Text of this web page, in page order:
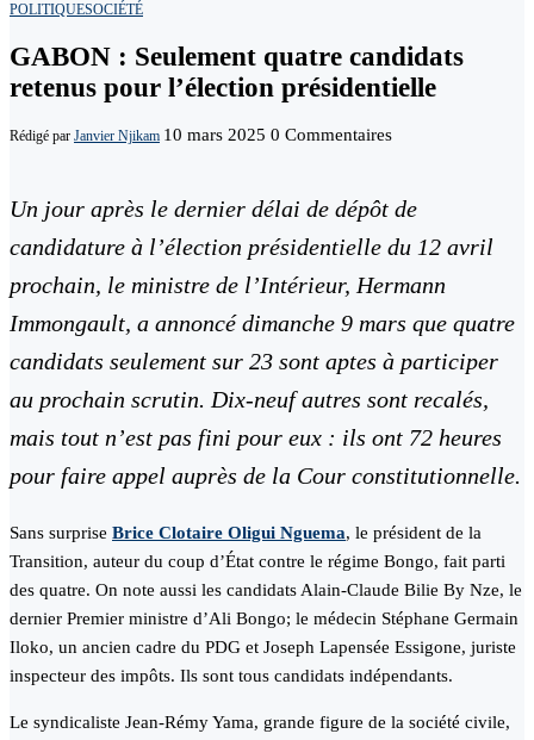
POLITIQUESOCIÉTÉ
GABON : Seulement quatre candidats
retenus pour l’élection présidentielle
Rédigé par Janvier Njikam 10 mars 2025 0 Commentaires
Un jour après le dernier délai de dépôt de
candidature à l’élection présidentielle du 12 avril
prochain, le ministre de l’Intérieur, Hermann
Immongault, a annoncé dimanche 9 mars que quatre
candidats seulement sur 23 sont aptes à participer
au prochain scrutin. Dix-neuf autres sont recalés,
mais tout n’est pas fini pour eux : ils ont 72 heures
pour faire appel auprès de la Cour constitutionnelle.
Sans surprise Brice Clotaire Oligui Nguema, le président de la
Transition, auteur du coup d’État contre le régime Bongo, fait parti
des quatre. On note aussi les candidats Alain-Claude Bilie By Nze, le
dernier Premier ministre d’Ali Bongo; le médecin Stéphane Germain
Iloko, un ancien cadre du PDG et Joseph Lapensée Essigone, juriste
inspecteur des impôts. Ils sont tous candidats indépendants.
Le syndicaliste Jean-Rémy Yama, grande figure de la société civile,